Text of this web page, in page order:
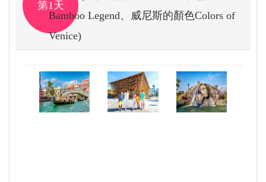
第1天
Bamboo Legend、威尼斯的顏色Colors of
Venice)